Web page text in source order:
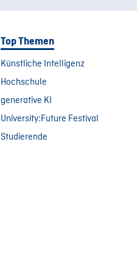
Top Themen
Künstliche Intelligenz
Hochschule
generative KI
University:Future Festival
Studierende